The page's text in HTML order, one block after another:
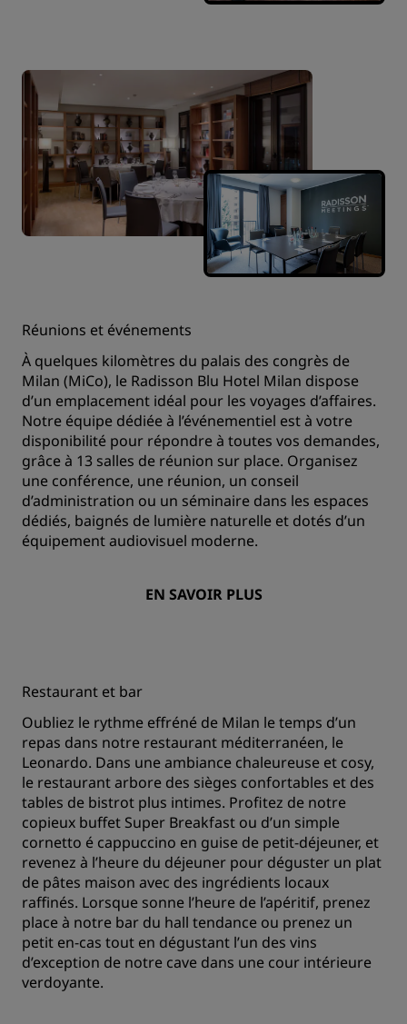
Réunions et événements
À quelques kilomètres du palais des congrès de
Milan (MiCo), le Radisson Blu Hotel Milan dispose
d’un emplacement idéal pour les voyages d’affaires.
Notre équipe dédiée à l’événementiel est à votre
disponibilité pour répondre à toutes vos demandes,
grâce à 13 salles de réunion sur place. Organisez
une conférence, une réunion, un conseil
d’administration ou un séminaire dans les espaces
dédiés, baignés de lumière naturelle et dotés d’un
équipement audiovisuel moderne.
EN SAVOIR PLUS
Restaurant et bar
Oubliez le rythme effréné de Milan le temps d’un
repas dans notre restaurant méditerranéen, le
Leonardo. Dans une ambiance chaleureuse et cosy,
le restaurant arbore des sièges confortables et des
tables de bistrot plus intimes. Profitez de notre
copieux buffet Super Breakfast ou d’un simple
cornetto é cappuccino en guise de petit-déjeuner, et
revenez à l’heure du déjeuner pour déguster un plat
de pâtes maison avec des ingrédients locaux
raffinés. Lorsque sonne l’heure de l’apéritif, prenez
place à notre bar du hall tendance ou prenez un
petit en-cas tout en dégustant l’un des vins
d’exception de notre cave dans une cour intérieure
verdoyante.